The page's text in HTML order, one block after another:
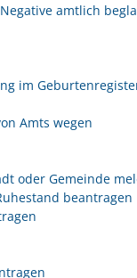
amtlich
im
Amts wegen
oder Gemeinde
beantragen